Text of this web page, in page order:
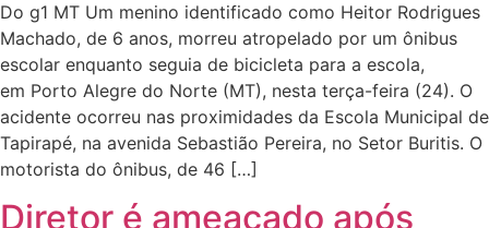
Do g1 MT Um menino identificado como Heitor Rodrigues
Machado, de 6 anos, morreu atropelado por um ônibus
escolar enquanto seguia de bicicleta para a escola,
em Porto Alegre do Norte (MT), nesta terça-feira (24). O
acidente ocorreu nas proximidades da Escola Municipal de
Tapirapé, na avenida Sebastião Pereira, no Setor Buritis. O
motorista do ônibus, de 46 […]
Diretor é ameaçado após